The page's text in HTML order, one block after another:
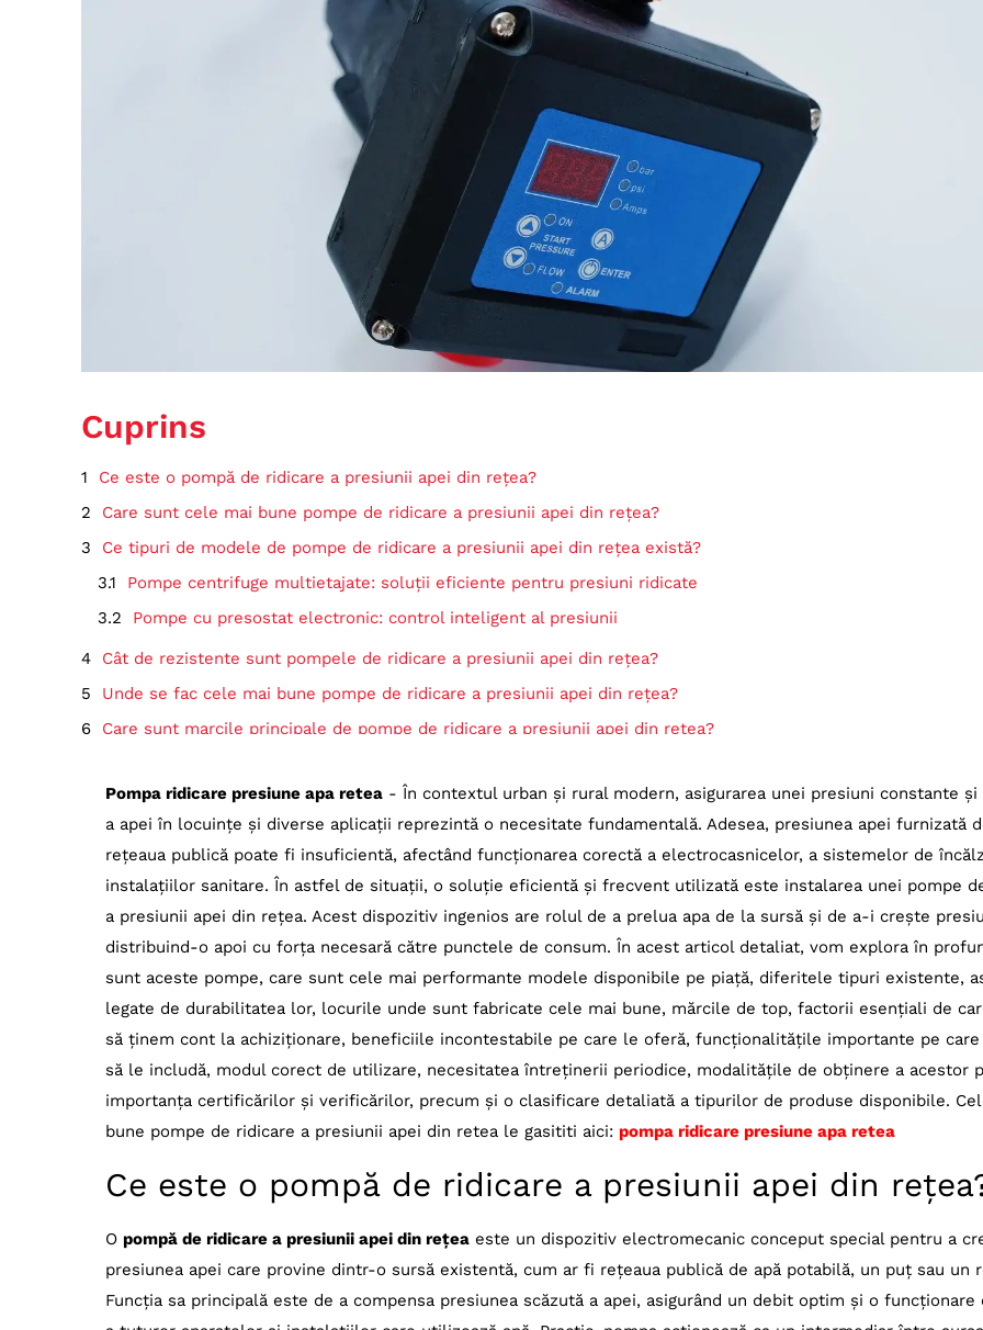
Cuprins
Ce este o pompă de ridicare a presiunii apei din rețea?
Care sunt cele mai bune pompe de ridicare a presiunii apei din rețea?
Ce tipuri de modele de pompe de ridicare a presiunii apei din rețea există?
Pompe centrifuge multietajate: soluții eficiente pentru presiuni ridicate
Pompe cu presostat electronic: control inteligent al presiunii
Cât de rezistente sunt pompele de ridicare a presiunii apei din rețea?
Unde se fac cele mai bune pompe de ridicare a presiunii apei din rețea?
Care sunt marcile principale de pompe de ridicare a presiunii apei din rețea?
Beneficii ale utilizării unei pompe de ridicare a presiunii apei din rețea
Top 50 cele mai bune pompe ridicare presiune apa retea
1- pompa ridicare presiune apa retea Grundfos Scala2 3-45
3- pompa ridicare presiune apa retea DAB Esybox Mini 3
4- pompa ridicare presiune apa retea Pedrollo PKm 60
5- pompa ridicare presiune apa retea Leo ECH 2-40
6- pompa ridicare presiune apa retea Einhell GC-WW 6000/2 inox
7- pompa ridicare presiune apa retea Karcher BP 3 Home & Garden
8- pompa ridicare presiune apa retea Metabo HWW 4500/25 Inox
10- pompa ridicare presiune apa retea Bosch Home and Garden 06008C4100
12- pompa ridicare presiune apa retea Grundfos MQ 3-45
13- pompa ridicare presiune apa retea DAB Active Jet 102 M
14- pompa ridicare presiune apa retea Pedrollo JSWm 2CX
Pompa ridicare presiune apa retea - În contextul urban și rural modern, asigurarea unei presiuni constante și
a apei în locuințe și diverse aplicații reprezintă o necesitate fundamentală. Adesea, presiunea apei furnizată
rețeaua publică poate fi insuficientă, afectând funcționarea corectă a electrocasnicelor, a sistemelor de
instalațiilor sanitare. În astfel de situații, o soluție eficientă și frecvent utilizată este instalarea unei pompe
a presiunii apei din rețea. Acest dispozitiv ingenios are rolul de a prelua apa de la sursă și de a-i crește
distribuind-o apoi cu forța necesară către punctele de consum. În acest articol detaliat, vom explora în
sunt aceste pompe, care sunt cele mai performante modele disponibile pe piață, diferitele tipuri existente,
legate de durabilitatea lor, locurile unde sunt fabricate cele mai bune, mărcile de top, factorii esențiali de
să ținem cont la achiziționare, beneficiile incontestabile pe care le oferă, funcționalitățile importante pe
să le includă, modul corect de utilizare, necesitatea întreținerii periodice, modalitățile de obținere a acestor
importanța certificărilor și verificărilor, precum și o clasificare detaliată a tipurilor de produse disponibile.
bune pompe de ridicare a presiunii apei din retea le gasititi aici: pompa ridicare presiune apa retea
Ce este o pompă de ridicare a presiunii apei din
O pompă de ridicare a presiunii apei din rețea este un dispozitiv electromecanic conceput special pentru a
presiunea apei care provine dintr-o sursă existentă, cum ar fi rețeaua publică de apă potabilă, un puț sau un
Funcția sa principală este de a compensa presiunea scăzută a apei, asigurând un debit optim și o funcționare